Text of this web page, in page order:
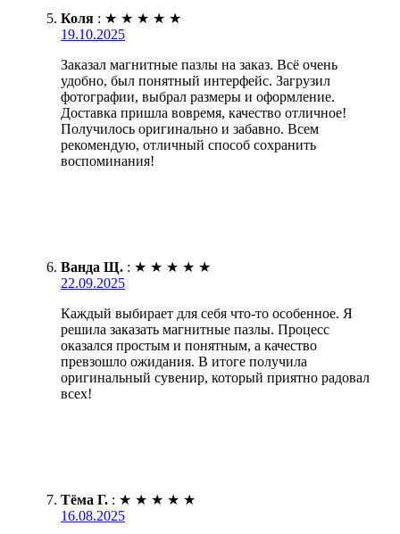
Коля : ★ ★ ★ ★ ★
19.10.2025
Заказал магнитные пазлы на заказ. Всё очень
удобно, был понятный интерфейс. Загрузил
фотографии, выбрал размеры и оформление.
Доставка пришла вовремя, качество отличное!
Получилось оригинально и забавно. Всем
рекомендую, отличный способ сохранить
воспоминания!
Ванда Щ. : ★ ★ ★ ★ ★
22.09.2025
Каждый выбирает для себя что-то особенное. Я
решила заказать магнитные пазлы. Процесс
оказался простым и понятным, а качество
превзошло ожидания. В итоге получила
оригинальный сувенир, который приятно радовал
всех!
Тёма Г. : ★ ★ ★ ★ ★
16.08.2025